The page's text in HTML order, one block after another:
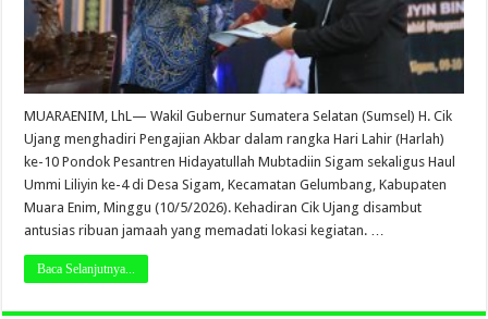
MUARAENIM, LhL— Wakil Gubernur Sumatera Selatan (Sumsel) H. Cik
Ujang menghadiri Pengajian Akbar dalam rangka Hari Lahir (Harlah)
ke-10 Pondok Pesantren Hidayatullah Mubtadiin Sigam sekaligus Haul
Ummi Liliyin ke-4 di Desa Sigam, Kecamatan Gelumbang, Kabupaten
Muara Enim, Minggu (10/5/2026). Kehadiran Cik Ujang disambut
antusias ribuan jamaah yang memadati lokasi kegiatan. …
Baca Selanjutnya...